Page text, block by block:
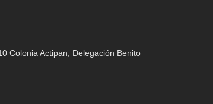
Colonia Actipan, Delegación Benito